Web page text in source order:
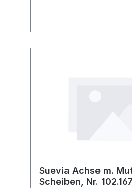
Suevia Achse m.
Scheiben, Nr.